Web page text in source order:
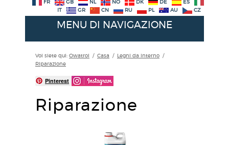
FR GB NL NO DK DE
ES
IT
GR CN RU PL AU CZ
MENU DI NAVIGAZIONE
Voi siete qui: Owatrol / Casa / Legni da interno /
Riparazione
Pinterest
Riparazione